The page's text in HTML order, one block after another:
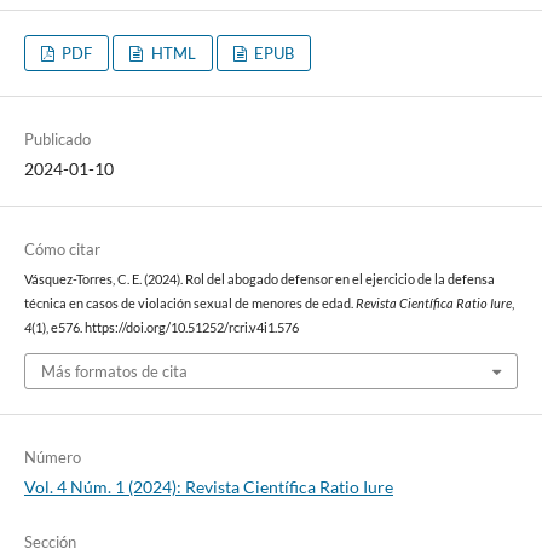
PDF HTML EPUB
Publicado
2024-01-10
Cómo citar
Vásquez-Torres, C. E. (2024). Rol del abogado defensor en el ejercicio de la defensa
técnica en casos de violación sexual de menores de edad.Revista Científica Ratio Iure,
4(1), e576. https://doi.org/10.51252/rcri.v4i1.576
Más formatos de cita
Número
Vol. 4 Núm. 1 (2024): Revista Científica Ratio Iure
Sección